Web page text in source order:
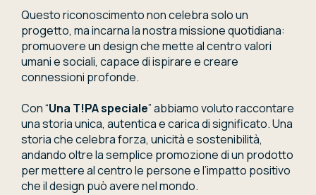
Questo riconoscimento non celebra solo un
progetto, ma incarna la nostra missione quotidiana:
promuovere un design che mette al centro valori
umani e sociali, capace di ispirare e creare
connessioni profonde.
Con “Una T!PA speciale” abbiamo voluto raccontare
una storia unica, autentica e carica di significato. Una
storia che celebra forza, unicità e sostenibilità,
andando oltre la semplice promozione di un prodotto
per mettere al centro le persone e l’impatto positivo
che il design può avere nel mondo.